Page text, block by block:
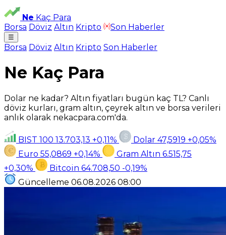
Ne Kaç Para
Borsa Döviz Altın Kripto Son Haberler
☰
Borsa Döviz Altın Kripto Son Haberler
Ne Kaç Para
Dolar ne kadar? Altın fiyatları bugün kaç TL? Canlı
döviz kurları, gram altın, çeyrek altın ve borsa verileri
anlık olarak nekacpara.com'da.
BIST 100 13.703,13 +0,11% Dolar 47,5919 +0,05%
Euro 55,0869 +0,14% Gram Altın 6.515,75
+0,30%
Bitcoin 64.708,50 -0,19%
Güncelleme 06.08.2026 08:00